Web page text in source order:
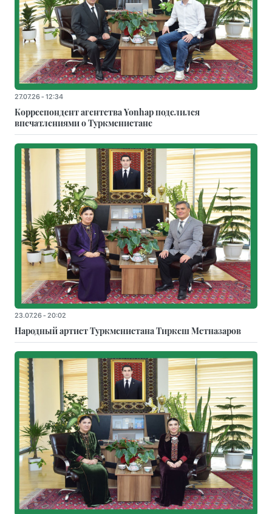
27.07.26 - 12:34
Корреспондент агентства Yonhap поделился
впечатлениями о Туркменистане
23.07.26 - 20:02
Народный артист Туркменистана Тиркеш Мeтназаров